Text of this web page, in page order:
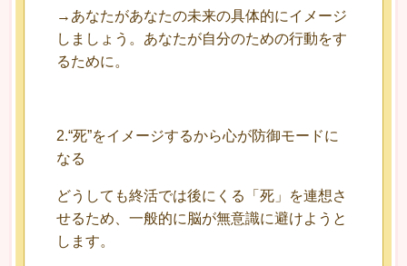
→あなたがあなたの未来の具体的にイメージ
しましょう。あなたが自分のための行動をす
るために。
2.“死”をイメージするから心が防御モードに
なる
どうしても終活では後にくる「死」を連想さ
せるため、一般的に脳が無意識に避けようと
します。